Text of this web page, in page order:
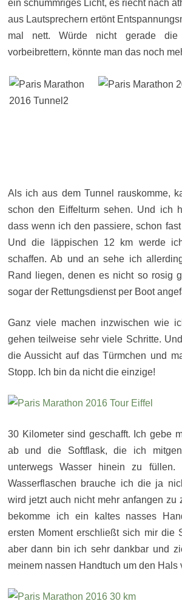
ein schummriges Licht, es riecht nach
aus Lautsprechern ertönt
mal nett. Würde nicht gerade die
vorbeibrettern, könnte man das noch
Als ich aus dem Tunnel rauskomme,
schon den Eiffelturm sehen. Und ich
dass wenn ich den passiere, schon
Und die läppischen 12 km werde
schaffen. Ab und an sehe ich
Rand liegen, denen es nicht so rosig
sogar der Rettungsdienst per Boot
Ganz viele machen inzwischen wie
gehen teilweise sehr viele Schritte.
die Aussicht auf das Türmchen und
Stopp. Ich bin da nicht die einzige!
30 Kilometer sind geschafft. Ich gebe
ab und die Softflask, die ich
unterwegs Wasser hinein zu füllen.
Wasserflaschen brauche ich die ja
wird jetzt auch nicht mehr anfangen zu
bekomme ich ein kaltes nasses
ersten Moment erschließt sich mir die
aber dann bin ich sehr dankbar und
meinem nassen Handtuch um den Hals